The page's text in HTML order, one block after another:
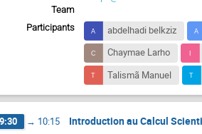
Team
Participants abdelhadi belkziz
Chaymae Larho
Talismã Manuel
→ 10:15 Introduction au Calcul